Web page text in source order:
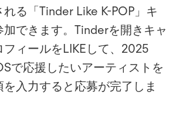
る「Tinder Like K-POP」キ
加できます。Tinderを開きキャ
フィールをLIKEして、2025
で応援したいアーティストを
入力すると応募が完了しま